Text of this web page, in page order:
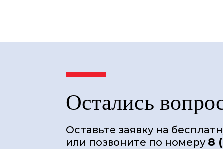
Остались
Оставьте заявку на
или позвоните по номеру 8